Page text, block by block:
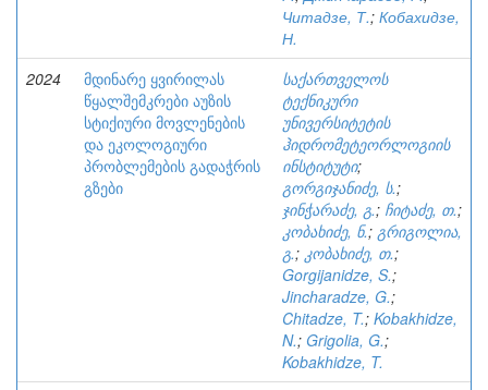
Читадзе, Т.; Кобахидзе,
Н.
2024
მდინარე ყვირილას
წყალშემკრები აუზის
სტიქიური მოვლენების
და ეკოლოგიური
პრობლემების გადაჭრის
გზები
საქართველოს
ტექნიკური
უნივერსიტეტის
ჰიდრომეტეორლოგიის
ინსტიტუტი;
გორგიჯანიძე, ს.;
ჯინჭარაძე, გ.; ჩიტაძე, თ.;
კობახიძე, ნ.; გრიგოლია,
გ.; კობახიძე, თ.;
Gorgijanidze, S.;
Jincharadze, G.;
Chitadze, T.; Kobakhidze,
N.; Grigolia, G.;
Kobakhidze, T.